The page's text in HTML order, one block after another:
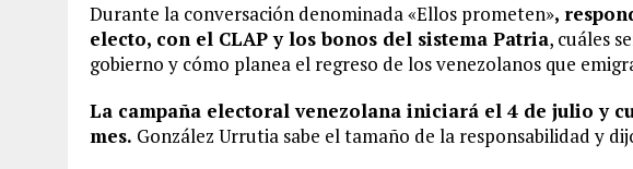
Durante la conversación denominada «Ellos prometen»,
electo, con el CLAP y los bonos del sistema Patria, cuáles
gobierno y cómo planea el regreso de los venezolanos que
La campaña electoral venezolana iniciará el 4 de julio y
mes. González Urrutia sabe el tamaño de la responsabilidad y